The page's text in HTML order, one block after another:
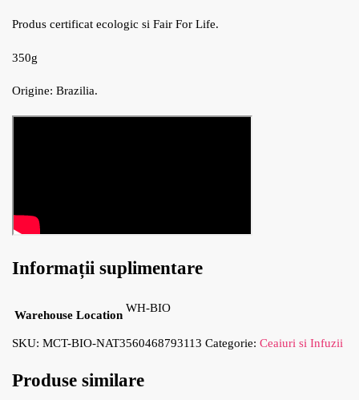
Produs certificat ecologic si Fair For Life.
350g
Origine: Brazilia.
Informații suplimentare
Warehouse Location
WH-BIO
SKU: MCT-BIO-NAT3560468793113 Categorie: Ceaiuri si Infuzii
Produse similare